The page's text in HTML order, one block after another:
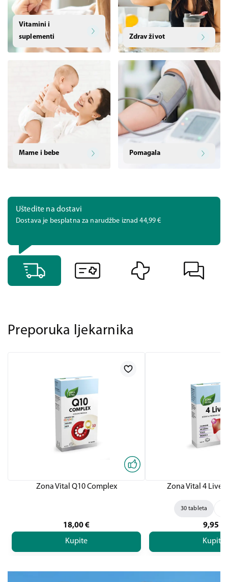
Vitamini i
suplementi
Zdrav život
Mame i bebe Pomagala
Uštedite na dostavi
Dostava je besplatna za narudžbe iznad 44,99 €
Preporuka ljekarnika
Zona Vital Q10 Complex
18,00€
Kupite
Zona Vital 4
30 tableta
9,95
Kupite